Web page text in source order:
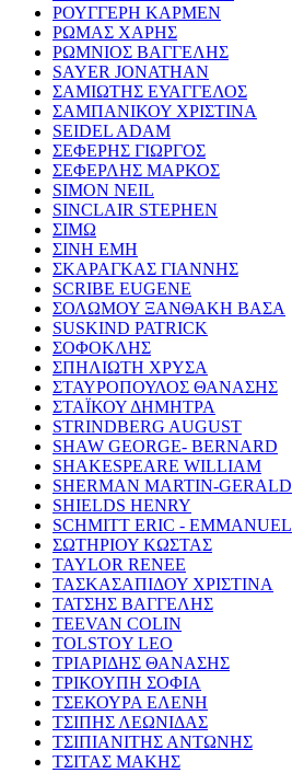
ΡΟΥΓΓΕΡΗ ΚΑΡΜΕΝ
ΡΩΜΑΣ ΧΑΡΗΣ
ΡΩΜΝΙΟΣ ΒΑΓΓΕΛΗΣ
SAYER JONATHAN
ΣΑΜΙΩΤΗΣ ΕΥΑΓΓΕΛΟΣ
ΣΑΜΠΑΝΙΚΟΥ ΧΡΙΣΤΙΝΑ
SEIDEL ADAM
ΣΕΦΕΡΗΣ ΓΙΩΡΓΟΣ
ΣΕΦΕΡΛΗΣ ΜΑΡΚΟΣ
SIMON NEIL
SINCLAIR STEPHEN
ΣΙΜΩ
ΣΙΝΗ ΕΜΗ
ΣΚΑΡΑΓΚΑΣ ΓΙΑΝΝΗΣ
SCRIBE EUGENE
ΣΟΛΩΜΟΥ ΞΑΝΘΑΚΗ ΒΑΣΑ
SUSKIND PATRICK
ΣΟΦΟΚΛΗΣ
ΣΠΗΛΙΩΤΗ ΧΡΥΣΑ
ΣΤΑΥΡΟΠΟΥΛΟΣ ΘΑΝΑΣΗΣ
ΣΤΑΪΚΟΥ ΔΗΜΗΤΡΑ
STRINDBERG AUGUST
SHAW GEORGE- BERNARD
SHAKESPEARE WILLIAM
SHERMAN MARTIN-GERALD
SHIELDS HENRY
SCHMITT ERIC - EMMANUEL
ΣΩΤΗΡΙΟΥ ΚΩΣΤΑΣ
TAYLOR RENEE
ΤΑΣΚΑΣΑΠΙΔΟΥ ΧΡΙΣΤΙΝΑ
ΤΑΤΣΗΣ ΒΑΓΓΕΛΗΣ
TEEVAN COLIN
TOLSTOY LEO
ΤΡΙΑΡΙΔΗΣ ΘΑΝΑΣΗΣ
ΤΡΙΚΟΥΠΗ ΣΟΦΙΑ
ΤΣΕΚΟΥΡΑ ΕΛΕΝΗ
ΤΣΙΠΗΣ ΛΕΩΝΙΔΑΣ
ΤΣΙΠΙΑΝΙΤΗΣ ΑΝΤΩΝΗΣ
ΤΣΙΤΑΣ ΜΑΚΗΣ